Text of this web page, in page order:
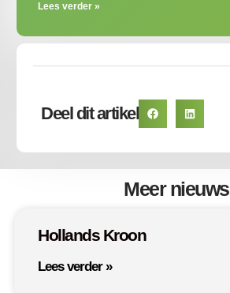
Deel dit artikel
Lees verder »
Meer nieuws
Hollands Kroon
Lees verder »